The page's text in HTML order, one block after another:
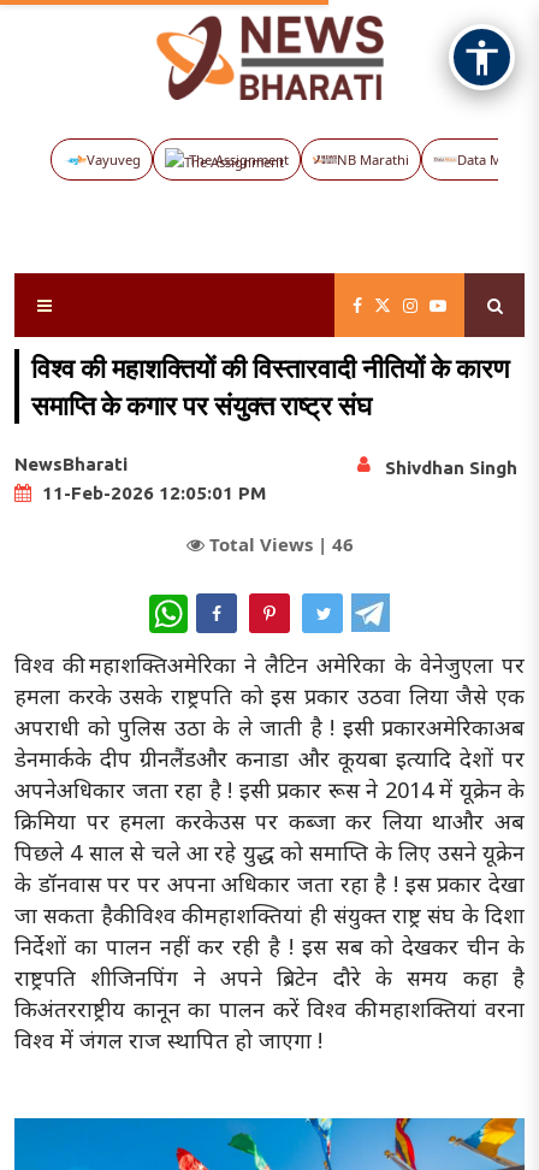
Vayuveg The Assignment NB Marathi Data Maps
विश्व की महाशक्तियों की विस्तारवादी नीतियों के कारण
समाप्ति के कगार पर संयुक्त राष्ट्र संघ
NewsBharati
11-Feb-2026 12:05:01 PM
Shivdhan Singh
Total Views | 46
WhatsApp
विश्व की महाशक्तिअमेरिका ने लैटिन अमेरिका के वेनेजुएला पर
हमला करके उसके राष्ट्रपति को इस प्रकार उठवा लिया जैसे एक
अपराधी को पुलिस उठा के ले जाती है ! इसी प्रकारअमेरिकाअब
डेनमार्कके दीप ग्रीनलैंडऔर कनाडा और कूयबा इत्यादि देशों पर
अपनेअधिकार जता रहा है ! इसी प्रकार रूस ने 2014 में यूक्रेन के
क्रिमिया पर हमला करकेउस पर कब्जा कर लिया थाऔर अब
पिछले 4 साल से चले आ रहे युद्ध को समाप्ति के लिए उसने यूक्रेन
के डॉनवास पर पर अपना अधिकार जता रहा है ! इस प्रकार देखा
जा सकता हैकी विश्व की महाशक्तियां ही संयुक्त राष्ट्र संघ के दिशा
निर्देशों का पालन नहीं कर रही है ! इस सब को देखकर चीन के
राष्ट्रपति शीजिनपिंग ने अपने ब्रिटेन दौरे के समय कहा है
किअंतरराष्ट्रीय कानून का पालन करें विश्व की महाशक्तियां वरना
विश्व में जंगल राज स्थापित हो जाएगा !